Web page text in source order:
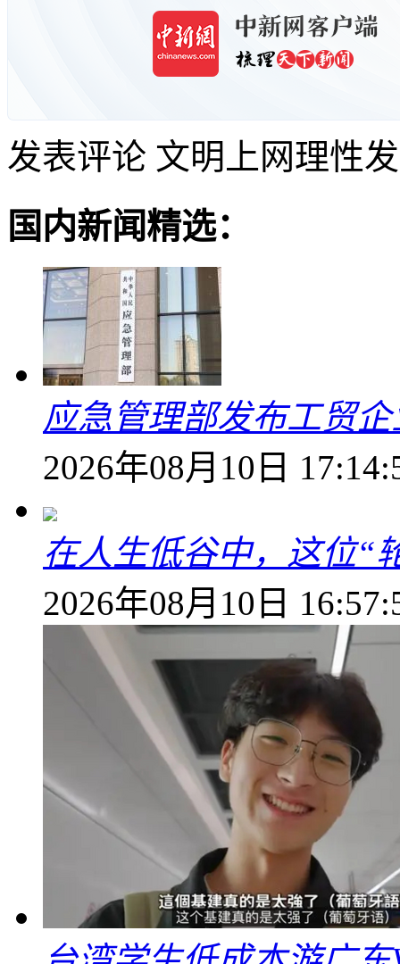
发表评论 文明上网理性
国内新闻精选：
应急管理部发布工贸
2026年08月10日
在人生低谷中，这位“
2026年08月10日